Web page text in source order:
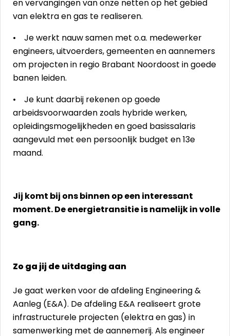
en vervangingen van onze netten op het gebied
van elektra en gas te realiseren.
• Je werkt nauw samen met o.a. medewerker
engineers, uitvoerders, gemeenten en aannemers
om projecten in regio Brabant Noordoost in goede
banen leiden.
• Je kunt daarbij rekenen op goede
arbeidsvoorwaarden zoals hybride werken,
opleidingsmogelijkheden en goed basissalaris
aangevuld met een persoonlijk budget en 13e
maand.
Jij komt bij ons binnen op een interessant
moment. De energietransitie is namelijk in volle
gang.
Zo ga jij de uitdaging aan
Je gaat werken voor de afdeling Engineering &
Aanleg (E&A). De afdeling E&A realiseert grote
infrastructurele projecten (elektra en gas) in
samenwerking met de aannemerij. Als engineer